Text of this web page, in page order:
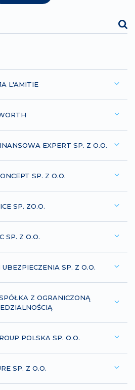
L'AMITIE
EXPERT SP. Z O.O.
SP. Z O.O.
SP. ZO.O.
SP. Z O.O.
SP. Z O.O.
Z OGRANICZONĄ
POLSKA SP. O.O.
SP. Z O.O.